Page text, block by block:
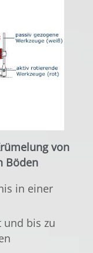
von
Böden
in einer
und bis zu